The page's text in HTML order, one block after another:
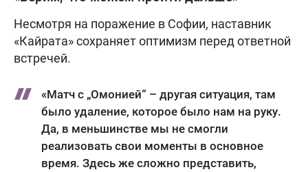
Несмотря на поражение в Софии, наставник
«Кайрата» сохраняет оптимизм перед ответной
встречей.
«Матч с „Омонией“ – другая ситуация, там
было удаление, которое было нам на руку.
Да, в меньшинстве мы не смогли
реализовать свои моменты в основное
время. Здесь же сложно представить,